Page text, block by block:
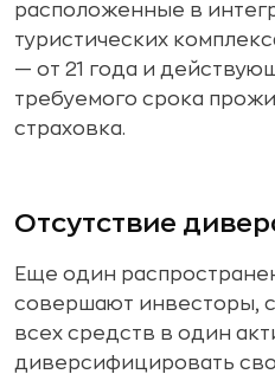
расположенные в
туристических
— от 21 года и
требуемого срока
страховка.
Отсутствие
Еще один
совершают инвесторы,
всех средств в один
диверсифицировать